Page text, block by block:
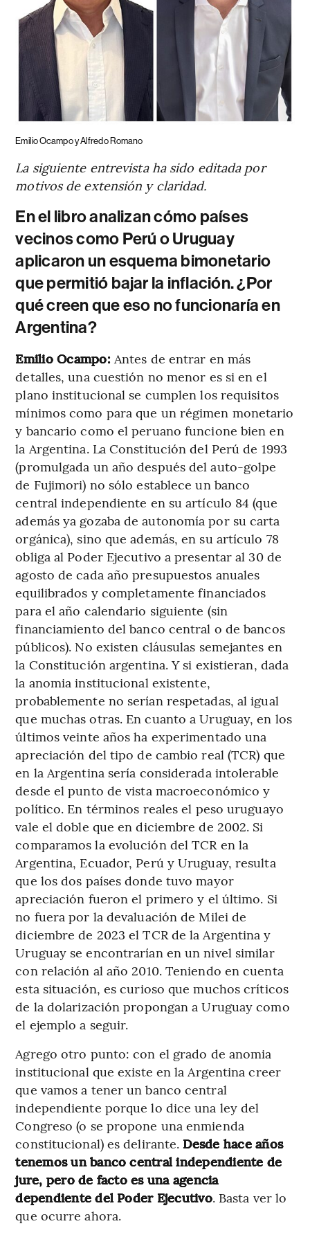
Emilio Ocampo y Alfredo Romano
La siguiente entrevista ha sido editada por
motivos de extensión y claridad.
En el libro analizan cómo países
vecinos como Perú o Uruguay
aplicaron un esquema bimonetario
que permitió bajar la inflación. ¿Por
qué creen que eso no funcionaría en
Argentina?
Emilio Ocampo: Antes de entrar en más
detalles, una cuestión no menor es si en el
plano institucional se cumplen los requisitos
mínimos como para que un régimen monetario
y bancario como el peruano funcione bien en
la Argentina. La Constitución del Perú de 1993
(promulgada un año después del auto-golpe
de Fujimori) no sólo establece un banco
central independiente en su artículo 84 (que
además ya gozaba de autonomía por su carta
orgánica), sino que además, en su artículo 78
obliga al Poder Ejecutivo a presentar al 30 de
agosto de cada año presupuestos anuales
equilibrados y completamente financiados
para el año calendario siguiente (sin
financiamiento del banco central o de bancos
públicos). No existen cláusulas semejantes en
la Constitución argentina. Y si existieran, dada
la anomia institucional existente,
probablemente no serían respetadas, al igual
que muchas otras. En cuanto a Uruguay, en los
últimos veinte años ha experimentado una
apreciación del tipo de cambio real (TCR) que
en la Argentina sería considerada intolerable
desde el punto de vista macroeconómico y
político. En términos reales el peso uruguayo
vale el doble que en diciembre de 2002. Si
comparamos la evolución del TCR en la
Argentina, Ecuador, Perú y Uruguay, resulta
que los dos países donde tuvo mayor
apreciación fueron el primero y el último. Si
no fuera por la devaluación de Milei de
diciembre de 2023 el TCR de la Argentina y
Uruguay se encontrarían en un nivel similar
con relación al año 2010. Teniendo en cuenta
esta situación, es curioso que muchos críticos
de la dolarización propongan a Uruguay como
el ejemplo a seguir.
Agrego otro punto: con el grado de anomia
institucional que existe en la Argentina creer
que vamos a tener un banco central
independiente porque lo dice una ley del
Congreso (o se propone una enmienda
constitucional) es delirante. Desde hace años
tenemos un banco central independiente de
jure, pero de facto es una agencia
dependiente del Poder Ejecutivo. Basta ver lo
que ocurre ahora.